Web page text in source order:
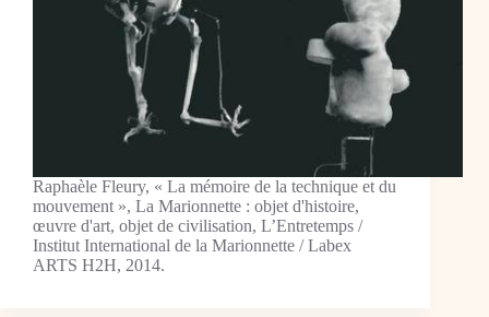
Raphaèle Fleury, « La mémoire de la technique et du
mouvement », La Marionnette : objet d'histoire,
œuvre d'art, objet de civilisation, L’Entretemps /
Institut International de la Marionnette / Labex
ARTS H2H, 2014.